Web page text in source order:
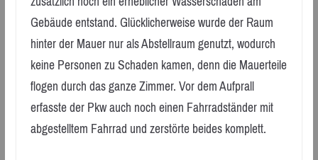
Gebäude entstand. Glücklicherweise wurde der Raum
hinter der Mauer nur als Abstellraum genutzt, wodurch
keine Personen zu Schaden kamen, denn die Mauerteile
flogen durch das ganze Zimmer. Vor dem Aufprall
erfasste der Pkw auch noch einen Fahrradständer mit
abgestelltem Fahrrad und zerstörte beides komplett.